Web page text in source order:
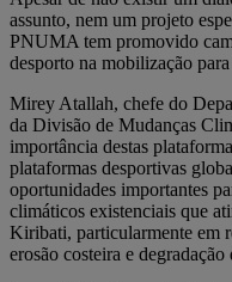
assunto, nem um projeto
PNUMA tem promovido
desporto na mobilização
Mirey Atallah, chefe do
da Divisão de Mudanças
importância destas
plataformas desportivas
oportunidades importantes
climáticos existenciais que
Kiribati, particularmente em
erosão costeira e